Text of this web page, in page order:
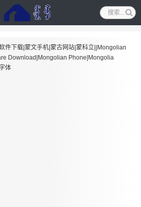
件下载|蒙文手机|蒙古网站|蒙科立||Mongolian
Download|Mongolian Phone|Mongolia
体